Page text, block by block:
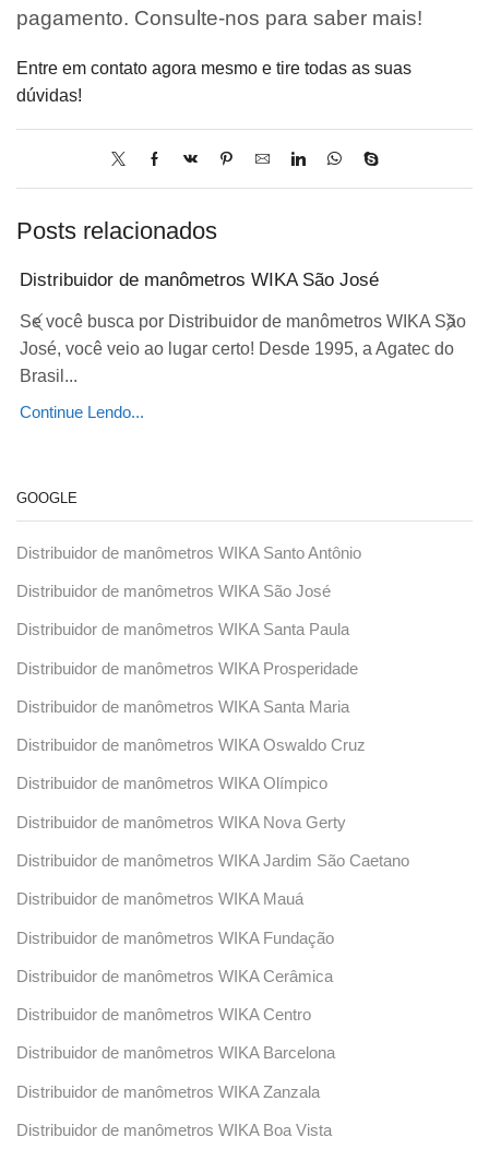
pagamento. Consulte-nos para saber mais!
Entre em contato agora mesmo e tire todas as suas
dúvidas!
Posts relacionados
Distribuidor de manômetros WIKA São José
Se você busca por Distribuidor de manômetros WIKA São
José, você veio ao lugar certo! Desde 1995, a Agatec do
Brasil...
Continue Lendo...
GOOGLE
Distribuidor de manômetros WIKA Santo Antônio
Distribuidor de manômetros WIKA São José
Distribuidor de manômetros WIKA Santa Paula
Distribuidor de manômetros WIKA Prosperidade
Distribuidor de manômetros WIKA Santa Maria
Distribuidor de manômetros WIKA Oswaldo Cruz
Distribuidor de manômetros WIKA Olímpico
Distribuidor de manômetros WIKA Nova Gerty
Distribuidor de manômetros WIKA Jardim São Caetano
Distribuidor de manômetros WIKA Mauá
Distribuidor de manômetros WIKA Fundação
Distribuidor de manômetros WIKA Cerâmica
Distribuidor de manômetros WIKA Centro
Distribuidor de manômetros WIKA Barcelona
Distribuidor de manômetros WIKA Zanzala
Distribuidor de manômetros WIKA Boa Vista